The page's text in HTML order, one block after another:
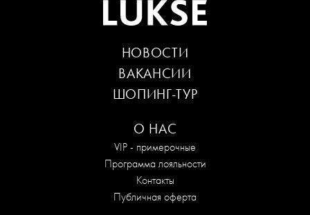
О НАС
VIP - примерочные
Программа лояльности
Контакты
Публичная оферта
НОВОСТИ
ВАКАНСИИ
ШОПИНГ-ТУР